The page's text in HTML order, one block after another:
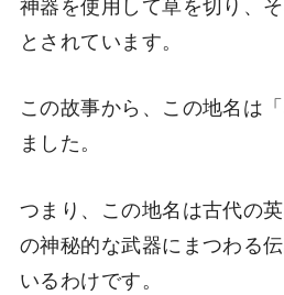
とされています。
この故事から、この地名は
ました。
つまり、この地名は古代の
の神秘的な武器にまつわる
いるわけです。